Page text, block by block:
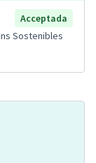
Acceptada
Sostenibles